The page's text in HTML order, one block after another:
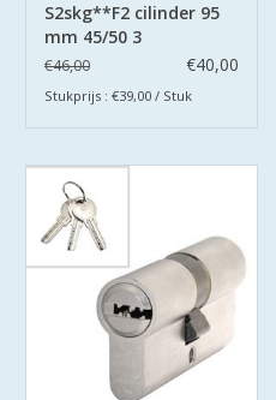
S2skg**F2 cilinder 95
mm 45/50 3
keersleutels
€46,00 €40,00
Stukprijs : €39,00 / Stuk